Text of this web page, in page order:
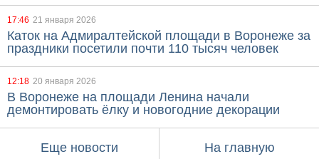
17:46 21 января 2026
Каток на Адмиралтейской площади в Воронеже за
праздники посетили почти 110 тысяч человек
12:18 20 января 2026
В Воронеже на площади Ленина начали
демонтировать ёлку и новогодние декорации
Еще новости На главную